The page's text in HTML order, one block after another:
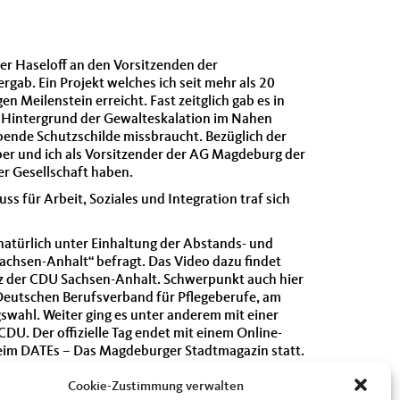
Cookie-Zustimmung verwalten
Haseloff an den Vorsitzenden der
Ein Projekt welches ich seit mehr als 20
Meilenstein erreicht. Fast zeitglich gab es in
Hintergrund der Gewalteskalation im Nahen
Schutzschilde missbraucht. Bezüglich der
und ich als Vorsitzender der AG Magdeburg der
Gesellschaft haben.
für Arbeit, Soziales und Integration traf sich
unter Einhaltung der Abstands- und
Anhalt“ befragt. Das Video dazu findet
CDU Sachsen-Anhalt. Schwerpunkt auch hier
Berufsverband für Pflegeberufe, am
Weiter ging es unter anderem mit einer
Der offizielle Tag endet mit einem Online-
DATEs – Das Magdeburger Stadtmagazin statt.